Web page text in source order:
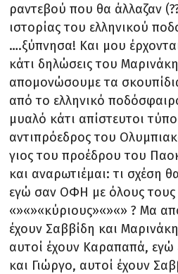
ραντεβού που θα άλλαζαν
ιστορίας του ελληνικού
….ξύπνησα! Και μου
κάτι δηλώσεις του
απομονώσουμε τα
από το ελληνικό
μυαλό κάτι απίστευτοι
αντιπρόεδρος του
γιος του προέδρου του
και αναρωτιέμαι: τι σχέση
εγώ σαν ΟΦΗ με όλους
«»«»«κύριους»«»«» ? Μα
έχουν Σαββίδη και
αυτοί έχουν Καραπαπά, εγώ
και Γιώργο, αυτοί έχουν